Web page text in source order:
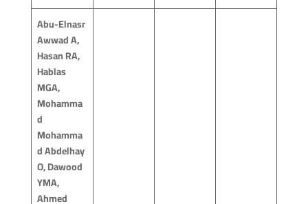
Abu-Elnasr
Awwad A,
Hasan RA,
Hablas
MGA,
Mohamma
d
Mohamma
d Abdelhay
O, Dawood
YMA,
Ahmed